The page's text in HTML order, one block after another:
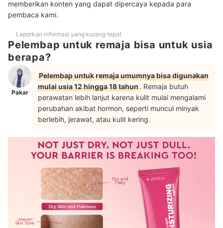
memberikan konten yang dapat dipercaya kepada para
pembaca kami.
Laporkan informasi yang kurang tepat
Pelembap untuk remaja bisa untuk usia
berapa?
Pakar
Pelembap untuk remaja umumnya bisa digunakan
mulai usia 12 hingga 18 tahun. Remaja butuh
perawatan lebih lanjut karena kulit mulai mengalami
perubahan akibat hormon, seperti muncul minyak
berlebih, jerawat, atau kulit kering.